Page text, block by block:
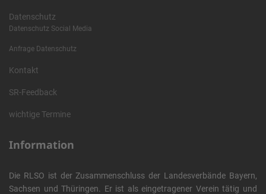
Datenschutz
Datenschutz Social Media
Anfrage Datenschutz
Kontakt
SR-Feedback
wichtige Termine
Information
Die RLSO ist der Zusammenschluss der Landesverbände Bayern,
Sachsen und Thüringen. Er ist als eingetragener Verein tätig und